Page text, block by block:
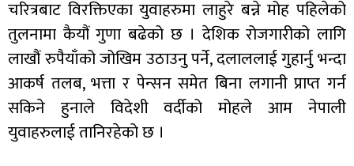
चरित्रबाट विरक्तिएका युवाहरुमा लाहुरे बन्ने मोह पहिलेको
तुलनामा कैयौं गुणा बढेको छ । देशिक रोजगारीको लागि
लाखौं रुपैयाँको जोखिम उठाउनु पर्ने, दलाललाई गुहार्नु भन्दा
आकर्ष तलब, भत्ता र पेन्सन समेत बिना लगानी प्राप्त गर्न
सकिने हुनाले विदेशी वर्दीको मोहले आम नेपाली
युवाहरुलाई तानिरहेको छ ।